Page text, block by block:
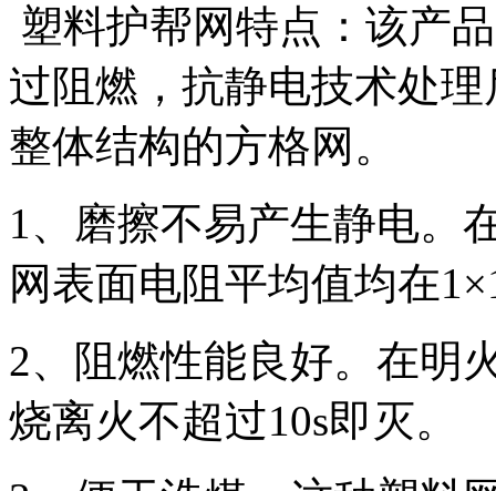
塑料护帮网特点：该产
过阻燃，抗静电技术处
整体结构的方格网。
1、磨擦不易产生静电。
网表面电阻平均值均在
2、阻燃性能良好。在明
烧离火不超过10s即灭。